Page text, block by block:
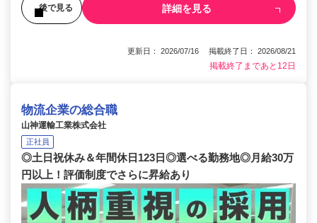
後で見る 詳細を見る
更新日： 2026/07/16 掲載終了日： 2026/08/21
掲載終了まであと12日
物流企業の総合職
山神運輸工業株式会社
正社員
◎土日祝休み＆年間休日123日◎選べる勤務地◎月給30万
円以上！評価制度でさらに昇給あり